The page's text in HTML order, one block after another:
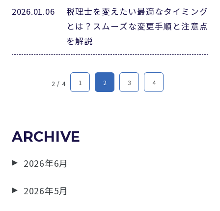
2026.01.06
税理士を変えたい最適なタイミング
とは？スムーズな変更手順と注意点
を解説
2 / 4 1 2 3 4
ARCHIVE
2026年6月
2026年5月